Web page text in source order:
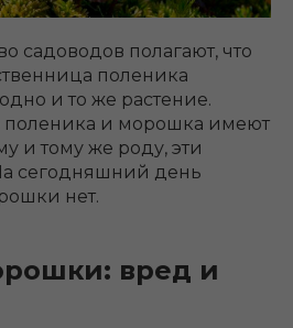
садоводов полагают, что
поленика
и то же растение.
поленика и морошка имеют
и тому же роду, эти
сегодняшний день
нет.
вред и